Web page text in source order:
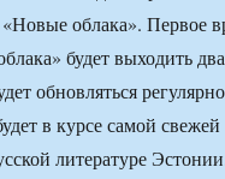
облака». Первое
будет выходить два
обновляться
в курсе самой свежей
литературе